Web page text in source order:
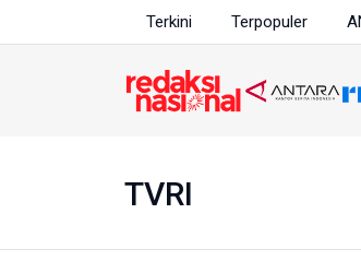
Terkini Terpopuler
TVRI